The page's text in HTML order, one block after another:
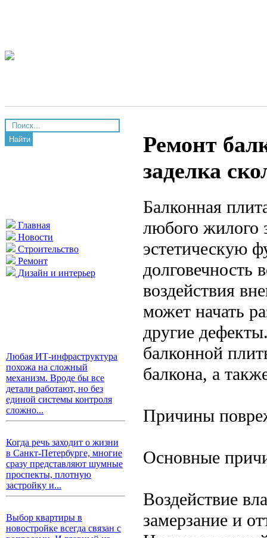
Найти
Главная
Новости
Строительство
Ремонт
Дизайн и интерьер
Любая ИТ-инфраструктура
похожа на сложный
механизм. Вроде бы все
детали работают, но без
единой системы контроля
сложно...
Когда речь заходит о жизни
в Санкт-Петербурге, многие
сразу представляют шумные
проспекты, плотную
застройку и...
Выбор квартиры в
новостройке всегда связан с
Ремонт
заделка
Балконная
любого жилого
эстетическую
долговечность
воздействия
может начать
другие
балконной
балкона, а
Причины
Основные
Воздействие
замерзание и